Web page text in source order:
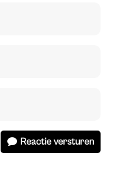
Reactie versturen